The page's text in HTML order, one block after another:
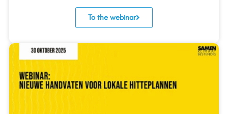
To the webinar